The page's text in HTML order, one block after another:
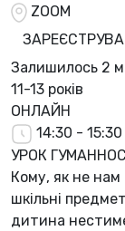
ZOOM
Залишилось 2
11-13 років
ОНЛАЙН
14:30 - 15:30
УРОК
Кому, як не
шкільні
дитина